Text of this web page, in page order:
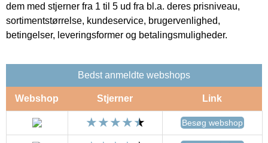
dem med stjerner fra 1 til 5 ud fra bl.a. deres prisniveau,
sortimentstørrelse, kundeservice, brugervenlighed,
betingelser, leveringsformer og betalingsmuligheder.
Bedst anmeldte webshops
Webshop Stjerner Link
Besøg webshop